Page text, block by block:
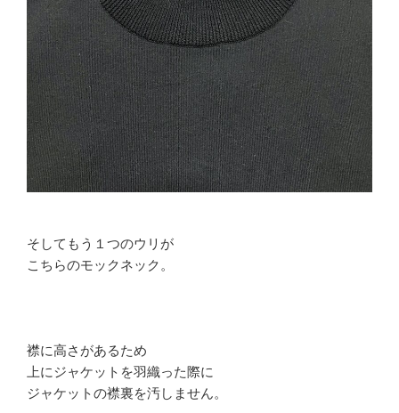
そしてもう１つのウリが
こちらのモックネック。
襟に高さがあるため
上にジャケットを羽織った際に
ジャケットの襟裏を汚しません。